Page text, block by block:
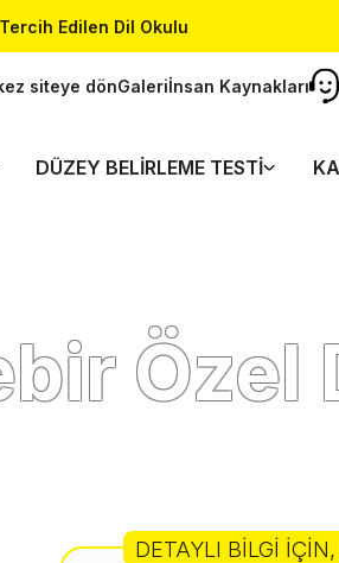
Edilen Dil Okulu
siteye dönGaleriİnsan Kaynakları
DÜZEY BELIRLEME TESTI
Özel
DETAYLI BILGI İÇIN,